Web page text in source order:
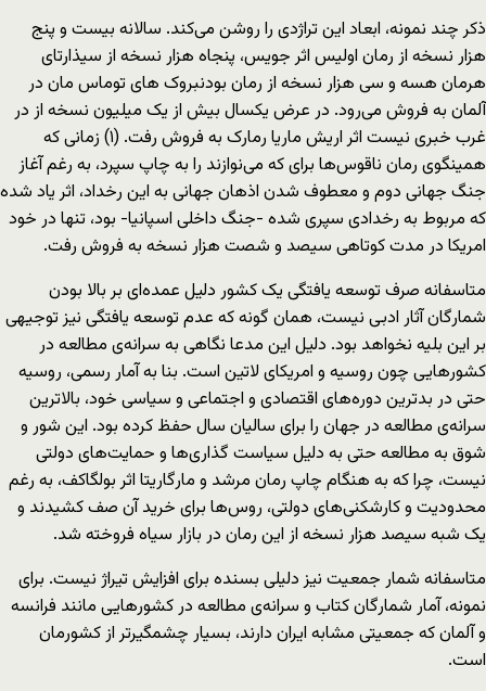
ذکر چند نمونه، ابعاد این تراژدی را روشن می‌کند. سالانه بیست و پنج
هزار نسخه از رمان اولیس اثر جویس، پنجاه هزار نسخه از سیذارتای
هرمان هسه و سی هزار نسخه از رمان بودنبروک های توماس مان در
آلمان به فروش می‌رود. در عرض یکسال بیش از یک میلیون نسخه از در
غرب خبری نیست اثر اریش ماریا رمارک به فروش رفت. (۱) زمانی که
همینگوی رمان ناقوس‌ها برای که می‌نوازند را به چاپ سپرد، به رغم آغاز
جنگ جهانی دوم و معطوف شدن اذهان جهانی به این رخداد، اثر یاد شده
که مربوط به رخدادی سپری شده -جنگ داخلی اسپانیا- بود، تنها در خود
امریکا در مدت کوتاهی سیصد و شصت هزار نسخه به فروش رفت.
متاسفانه صرف توسعه یافتگی یک کشور دلیل عمده‌ای بر بالا بودن
شمارگان آثار ادبی نیست، همان گونه که عدم توسعه یافتگی نیز توجیهی
بر این بلیه نخواهد بود. دلیل این مدعا نگاهی به سرانه‌ی مطالعه در
کشورهایی چون روسیه و امریکای لاتین است. بنا به آمار رسمی، روسیه
حتی در بدترین دوره‌های اقتصادی و اجتماعی و سیاسی خود، بالاترین
سرانه‌ی مطالعه‌ در جهان را برای سالیان سال حفظ کرده بود. این شور و
شوق به مطالعه حتی به دلیل سیاست گذاری‌ها و حمایت‌های دولتی
نیست، چرا که به هنگام چاپ رمان مرشد و مارگاریتا اثر بولگاکف، به رغم
محدودیت و کارشکنی‌های دولتی، روس‌ها برای خرید آن صف کشیدند و
یک شبه سیصد هزار نسخه از این رمان در بازار سیاه فروخته شد.
متاسفانه شمار جمعیت نیز دلیلی بسنده برای افزایش تیراژ نیست. برای
نمونه، آمار شمارگان کتاب و سرانه‌ی مطالعه در کشورهایی مانند فرانسه
و آلمان که جمعیتی مشابه ایران دارند، بسیار چشمگیرتر از کشورمان
است.